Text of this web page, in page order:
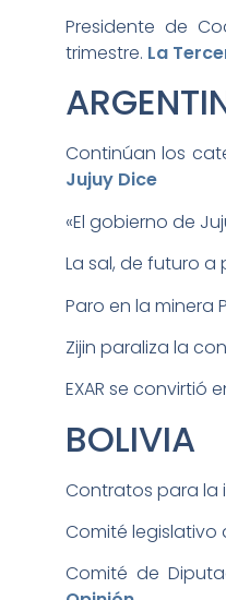
Presidente de
trimestre.­ La
Jujuy Dice
«El gobierno de
La sal, de futuro
Paro en la minera
Zijin paraliza la
EXAR se
BOLIVIA­
Contratos para la
Comité legislativo
Comité de